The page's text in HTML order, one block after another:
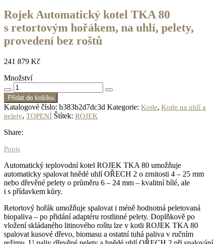
Rojek Automatický kotel TKA 80
s retortovým hořákem, na uhlí, pelety,
provedení bez roštů
241 879 Kč
Množství
Přidat do košíku
Katalogové číslo: b383b2d7dc3d Kategorie: Kotle, Kotle na uhlí a
pelety, TOPENÍ Štítek: ROJEK
Share:
Popis
Automatický teplovodní kotel ROJEK TKA 80 umožňuje
automaticky spalovat hnědé uhlí OŘECH 2 o zrnitosti 4 – 25 mm
nebo dřevěné pelety o průměru 6 – 24 mm – kvalitní bílé, ale
i s přídavkem kůry.
Retortový hořák umožňuje spalovat i méně hodnotná peletovaná
biopaliva – po přidání adaptéru rostlinné pelety. Doplňkově po
vložení skládaného litinového roštu lze v kotli ROJEK TKA 80
spalovat kusové dřevo, biomasu a ostatní tuhá paliva v ručním